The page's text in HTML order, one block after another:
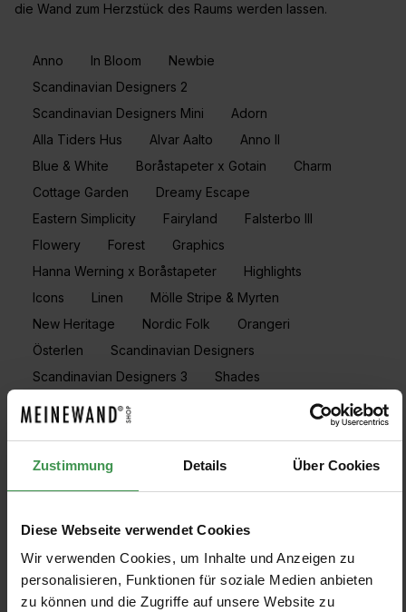
Zustimmung Details Über Cookies
Diese Webseite verwendet Cookies
Wir verwenden Cookies, um Inhalte und Anzeigen zu
personalisieren, Funktionen für soziale Medien anbieten
zu können und die Zugriffe auf unsere Website zu
die Wand zum Herzstück des Raums werden lassen.
Anno In Bloom
Newbie
Scandinavian Designers 2
Scandinavian Designers Mini
Adorn
Alla Tiders Hus
Alvar Aalto
Anno II
Blue & White
Boråstapeter x Gotain
Charm
Cottage Garden
Dreamy Escape
Eastern Simplicity
Fairyland
Falsterbo III
Flowery
Forest
Graphics
Hanna Werning x Boråstapeter
Highlights
Icons
Linen
Mölle Stripe & Myrten
New Heritage
Nordic Folk
Orangeri
Österlen
Scandinavian Designers
Scandinavian Designers 3
Shades
Swedish Grace
Treasured
Vallmo Woodland
Muster anzeigen